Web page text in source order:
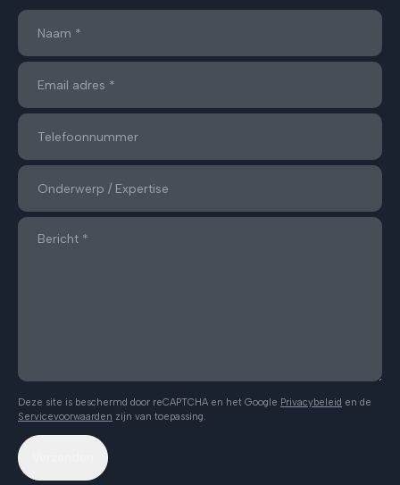
Deze site is beschermd door reCAPTCHA en het Google Privacybeleid en de
Servicevoorwaarden zijn van toepassing.